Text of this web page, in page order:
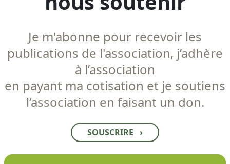
Je m'abonne pour recevoir les
publications de l'association, j’adhère
à l’association
en payant ma cotisation et je soutiens
l’association en faisant un don.
SOUSCRIRE ›